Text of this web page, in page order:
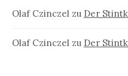
Olaf Czinczel zu Der
Olaf Czinczel zu Der